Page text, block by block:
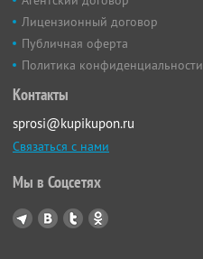
Лицензионный договор
Публичная оферта
Политика конфиденциальности
Контакты
sprosi@kupikupon.ru
Связаться с нами
Мы в Соцсетях